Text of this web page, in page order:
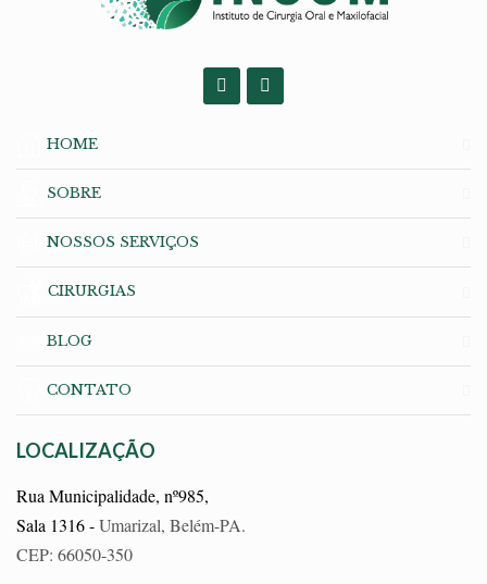
HOME
SOBRE
NOSSOS SERVIÇOS
CIRURGIAS
BLOG
CONTATO
LOCALIZAÇÃO
Rua Municipalidade, nº985,
Sala 1316 -Umarizal, Belém-PA.
CEP: 66050-350